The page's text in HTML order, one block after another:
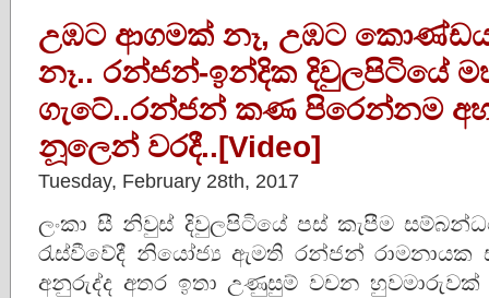
උඹට ආගමක් නෑ, උඹට
නෑ.. රන්ජන්-ඉන්දික දිවුලපිටියේ
ගැටේ..රන්ජන් කණ පිරෙන්නම
නූලෙන් වරදී..[Video]
Tuesday, February 28th, 2017
ලංකා සී නිවුස් දිවුලපිටියේ පස් කැපීම
රැස්වීවේදී නියෝජ්‍ය ඇමති රන්ජන් රාමනායක
අනුරුද්ද අතර ඉතා උණුසුම් වචන